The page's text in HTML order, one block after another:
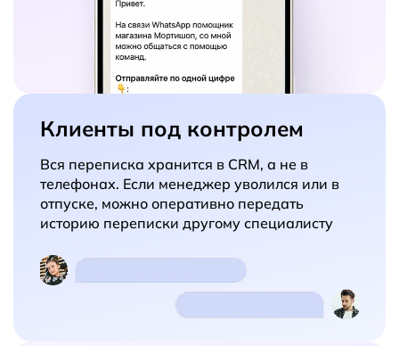
Клиенты под контролем
Вся переписка хранится в CRM, а не в
телефонах. Если менеджер уволился или в
отпуске, можно оперативно передать
историю переписки другому специалисту